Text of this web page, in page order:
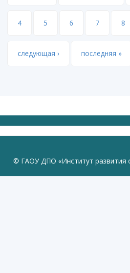
4 5 6 7 8
следующая › последняя »
© ГАОУ ДПО «Институт развития